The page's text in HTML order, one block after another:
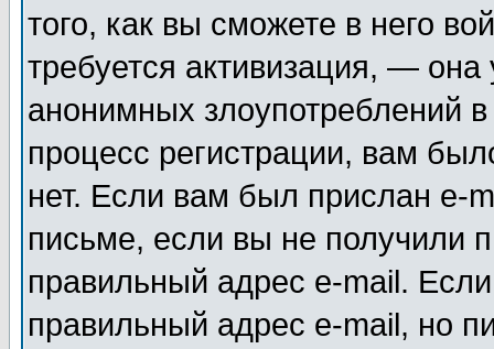
того, как вы сможете в него
требуется активизация, —
анонимных злоупотреблений
процесс регистрации, вам
нет. Если вам был прислан e-
письме, если вы не получили
правильный адрес e-mail.
правильный адрес e-mail, но